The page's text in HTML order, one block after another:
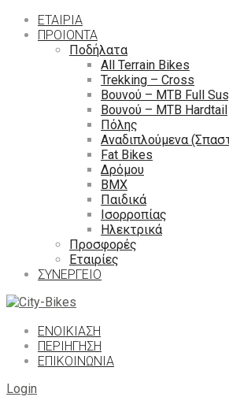
ΕΤΑΙΡΙΑ
ΠΡΟΙΟΝΤΑ
Ποδήλατα
All Terrain Bikes
Trekking – Cross
Βουνού – MTB Full
Βουνού – MTB Hardtail
Πόλης
Αναδιπλούμενα
Fat Bikes
Δρόμου
ΒΜΧ
Παιδικά
Ισορροπίας
Ηλεκτρικά
Προσφορές
Εταιρίες
ΣΥΝΕΡΓΕΙΟ
ΕΝΟΙΚΙΑΣΗ
ΠΕΡΙΉΓΗΣΗ
ΕΠΙΚΟΙΝΩΝΙΑ
Login